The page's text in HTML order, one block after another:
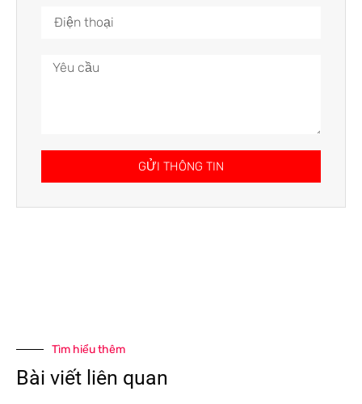
GỬI THÔNG TIN
Tìm hiểu thêm
Bài viết liên quan